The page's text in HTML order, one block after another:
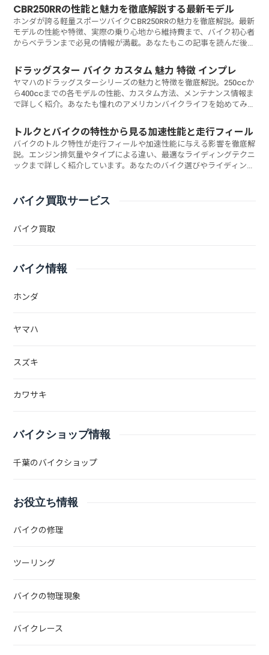
CBR250RRの性能と魅力を徹底解説する最新モデル
ホンダが誇る軽量スポーツバイクCBR250RRの魅力を徹底解説。最新
モデルの性能や特徴、実際の乗り心地から維持費まで、バイク初心者
からベテランまで必見の情報が満載。あなたもこの記事を読んだ後、
ドラッグスター バイク カスタム 魅力 特徴 インプレ
ヤマハのドラッグスターシリーズの魅力と特徴を徹底解説。250ccか
ら400ccまでの各モデルの性能、カスタム方法、メンテナンス情報ま
で詳しく紹介。あなたも憧れのアメリカンバイクライフを始めてみま
トルクとバイクの特性から見る加速性能と走行フィール
バイクのトルク特性が走行フィールや加速性能に与える影響を徹底解
説。エンジン排気量やタイプによる違い、最適なライディングテクニ
ックまで詳しく紹介しています。あなたのバイク選びやライディング
バイク買取サービス
バイク買取
バイク情報
ホンダ
ヤマハ
スズキ
カワサキ
バイクショップ情報
千葉のバイクショップ
お役立ち情報
バイクの修理
ツーリング
バイクの物理現象
バイクレース